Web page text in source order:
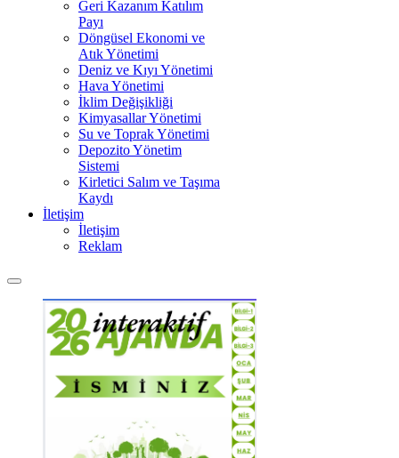
Geri Kazanım Katılım
Payı
Döngüsel Ekonomi ve
Atık Yönetimi
Deniz ve Kıyı Yönetimi
Hava Yönetimi
İklim Değişikliği
Kimyasallar Yönetimi
Su ve Toprak Yönetimi
Depozito Yönetim
Sistemi
Kirletici Salım ve Taşıma
Kaydı
İletişim
İletişim
Reklam